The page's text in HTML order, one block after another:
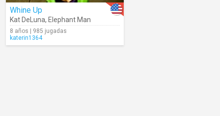
Whine Up
Kat DeLuna, Elephant Man
8 años | 985 jugadas
katerin1364